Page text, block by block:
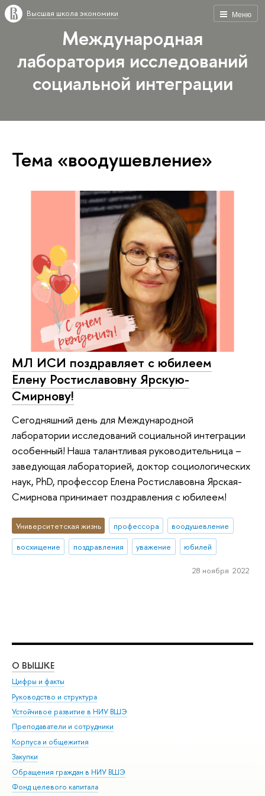
Меню
Высшая школа экономики
Международная
лаборатория исследований
социальной интеграции
Тема «воодушевление»
МЛ ИСИ поздравляет с юбилеем
Елену Ростиславовну Ярскую-
Смирнову!
Сегодняшний день для Международной
лаборатории исследований социальной интеграции
особенный! Наша талантливая руководительница –
заведующая лабораторией, доктор социологических
наук, PhD, профессор Елена Ростиславовна Ярская-
Смирнова принимает поздравления с юбилеем!
Университетская жизнь профессора
воодушевление
восхищение
поздравления уважение юбилей
28 ноября 2022
О ВЫШКЕ
Цифры и факты
Руководство и структура
Устойчивое развитие в НИУ ВШЭ
Преподаватели и сотрудники
Корпуса и общежития
Закупки
Обращения граждан в НИУ ВШЭ
Фонд целевого капитала